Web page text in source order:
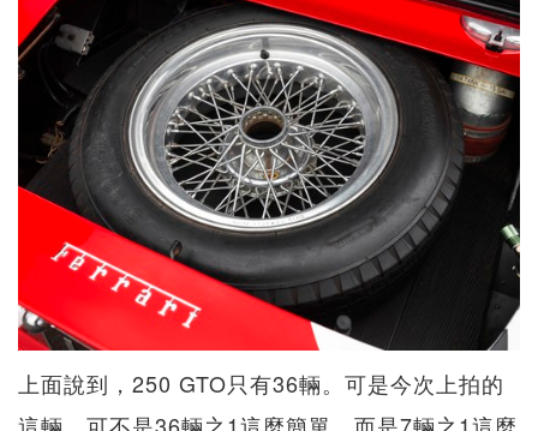
上面說到，250 GTO只有36輛。可是今次上拍的
這輛，可不是36輛之1這麼簡單，而是7輛之1這麼